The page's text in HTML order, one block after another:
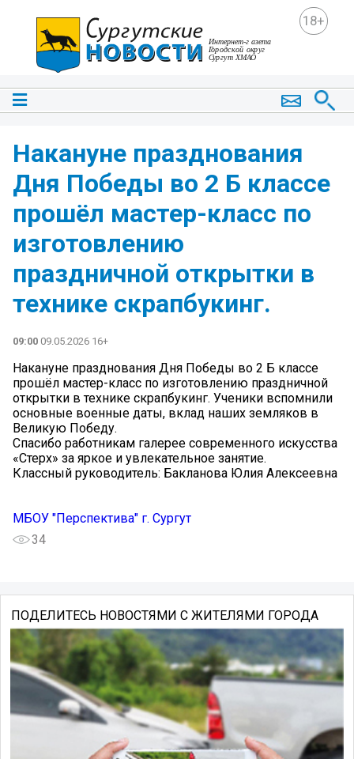
18+
Накануне празднования
Дня Победы во 2 Б классе
прошёл мастер-класс по
изготовлению
праздничной открытки в
технике скрапбукинг.
09:00 09.05.2026 16+
Накануне празднования Дня Победы во 2 Б классе
прошёл мастер-класс по изготовлению праздничной
открытки в технике скрапбукинг. Ученики вспомнили
основные военные даты, вклад наших земляков в
Великую Победу.
Спасибо работникам галерее современного искусства
«Стерх» за яркое и увлекательное занятие.
Классный руководитель: Бакланова Юлия Алексеевна
МБОУ "Перспектива" г. Сургут
34
ПОДЕЛИТЕСЬ НОВОСТЯМИ С ЖИТЕЛЯМИ ГОРОДА